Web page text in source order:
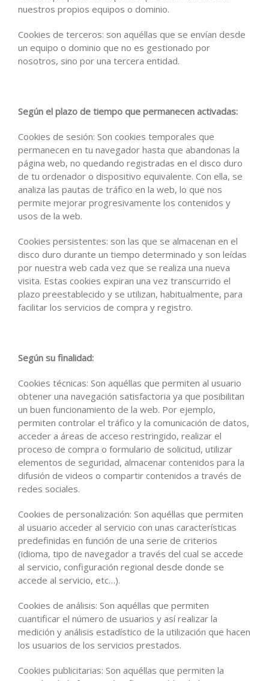
nuestros propios equipos o dominio.
Cookies de terceros: son aquéllas que se envían desde
un equipo o dominio que no es gestionado por
nosotros, sino por una tercera entidad.
Según el plazo de tiempo que permanecen activadas:
Cookies de sesión: Son cookies temporales que
permanecen en tu navegador hasta que abandonas la
página web, no quedando registradas en el disco duro
de tu ordenador o dispositivo equivalente. Con ella, se
analiza las pautas de tráfico en la web, lo que nos
permite mejorar progresivamente los contenidos y
usos de la web.
Cookies persistentes: son las que se almacenan en el
disco duro durante un tiempo determinado y son leídas
por nuestra web cada vez que se realiza una nueva
visita. Estas cookies expiran una vez transcurrido el
plazo preestablecido y se utilizan, habitualmente, para
facilitar los servicios de compra y registro.
Según su finalidad:
Cookies técnicas: Son aquéllas que permiten al usuario
obtener una navegación satisfactoria ya que posibilitan
un buen funcionamiento de la web. Por ejemplo,
permiten controlar el tráfico y la comunicación de datos,
acceder a áreas de acceso restringido, realizar el
proceso de compra o formulario de solicitud, utilizar
elementos de seguridad, almacenar contenidos para la
difusión de videos o compartir contenidos a través de
redes sociales.
Cookies de personalización: Son aquéllas que permiten
al usuario acceder al servicio con unas características
predefinidas en función de una serie de criterios
(idioma, tipo de navegador a través del cual se accede
al servicio, configuración regional desde donde se
accede al servicio, etc…).
Cookies de análisis: Son aquéllas que permiten
cuantificar el número de usuarios y así realizar la
medición y análisis estadístico de la utilización que hacen
los usuarios de los servicios prestados.
Cookies publicitarias: Son aquéllas que permiten la